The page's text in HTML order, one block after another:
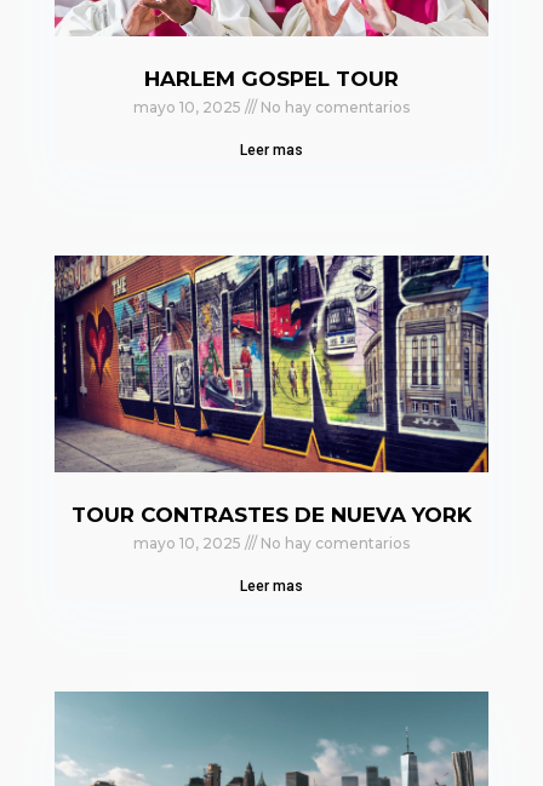
HARLEM GOSPEL TOUR
mayo 10, 2025 No hay comentarios
Leer mas
TOUR CONTRASTES DE NUEVA YORK
mayo 10, 2025 No hay comentarios
Leer mas